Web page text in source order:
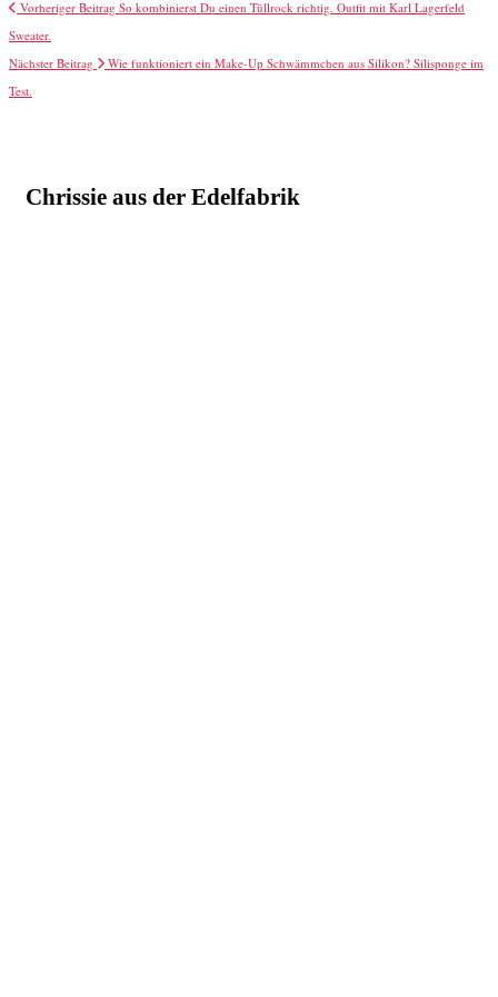
Vorheriger Beitrag So kombinierst Du einen Tüllrock richtig. Outfit mit Karl Lagerfeld
Sweater.
Nächster Beitrag
Wie funktioniert ein Make-Up Schwämmchen aus Silikon? Silisponge im
Test.
Chrissie aus der Edelfabrik